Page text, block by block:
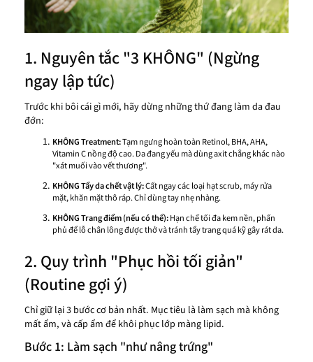
1. Nguyên tắc "3 KHÔNG" (Ngừng
ngay lập tức)
Trước khi bôi cái gì mới, hãy dừng những thứ đang làm da đau
đớn:
KHÔNG Treatment:Tạm ngưng hoàn toàn Retinol, BHA, AHA,
Vitamin C nồng độ cao. Da đang yếu mà dùng axit chẳng khác nào
"xát muối vào vết thương".
KHÔNG Tẩy da chết vật lý:Cất ngay các loại hạt scrub, máy rửa
mặt, khăn mặt thô ráp. Chỉ dùng tay nhẹ nhàng.
KHÔNG Trang điểm (nếu có thể):Hạn chế tối đa kem nền, phấn
phủ để lỗ chân lông được thở và tránh tẩy trang quá kỹ gây rát da.
2. Quy trình "Phục hồi tối giản"
(Routine gợi ý)
Chỉ giữ lại 3 bước cơ bản nhất. Mục tiêu là làm sạch mà không
mất ẩm, và cấp ẩm để khôi phục lớp màng lipid.
Bước 1: Làm sạch "như nâng trứng"